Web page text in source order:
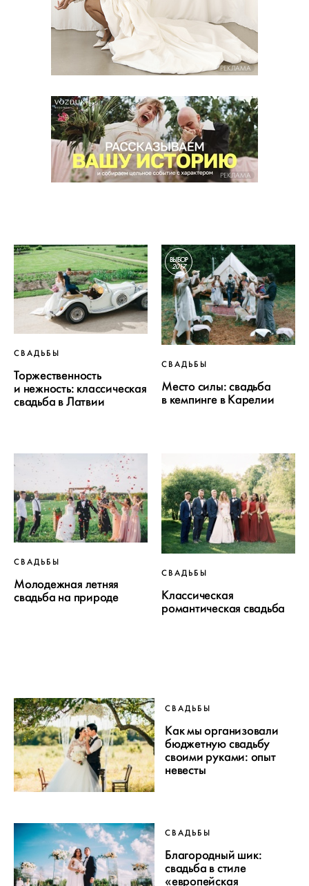
РЕКЛАМА
РЕКЛАМА
СВАДЬБЫ
Торжественность
и нежность: классическая
свадьба в Латвии
ВЫБОР
2017
СВАДЬБЫ
Место силы: свадьба
в кемпинге в Карелии
СВАДЬБЫ
Молодежная летняя
свадьба на природе
СВАДЬБЫ
Классическая
романтическая свадьба
СВАДЬБЫ
Как мы организовали
бюджетную свадьбу
своими руками: опыт
невесты
СВАДЬБЫ
Благородный шик:
свадьба в стиле
«европейская